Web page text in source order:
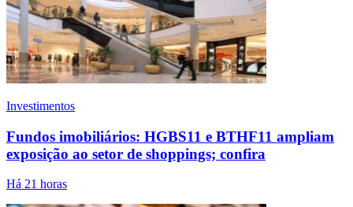
Investimentos
Fundos imobiliários: HGBS11 e BTHF11 ampliam
exposição ao setor de shoppings; confira
Há 21 horas